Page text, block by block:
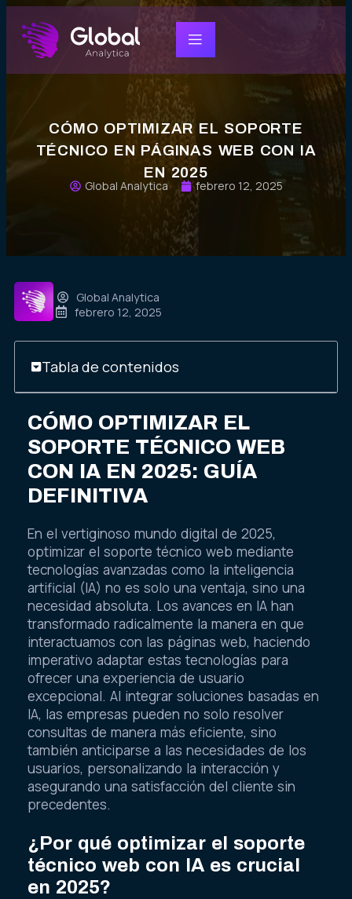
CÓMO OPTIMIZAR EL SOPORTE
TÉCNICO EN PÁGINAS WEB CON IA
EN 2025
Global Analytica febrero 12, 2025
Global Analytica
febrero 12, 2025
Tabla de contenidos
CÓMO OPTIMIZAR EL
SOPORTE TÉCNICO WEB
CON IA EN 2025: GUÍA
DEFINITIVA
En el vertiginoso mundo digital de 2025,
optimizar el soporte técnico web mediante
tecnologías avanzadas como la inteligencia
artificial (IA) no es solo una ventaja, sino una
necesidad absoluta. Los avances en IA han
transformado radicalmente la manera en que
interactuamos con las páginas web, haciendo
imperativo adaptar estas tecnologías para
ofrecer una experiencia de usuario
excepcional. Al integrar soluciones basadas en
IA, las empresas pueden no solo resolver
consultas de manera más eficiente, sino
también anticiparse a las necesidades de los
usuarios, personalizando la interacción y
asegurando una satisfacción del cliente sin
precedentes.
¿Por qué optimizar el soporte
técnico web con IA es crucial
en 2025?